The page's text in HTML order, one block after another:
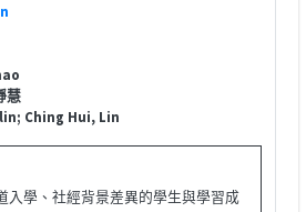
慧
Ching Hui, Lin
入學、社經背景差異的學生與學習成